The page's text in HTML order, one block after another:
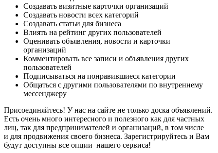
Создавать визитные карточки организаций
Создавать новости всех категорий
Создавать статьи для бизнеса
Влиять на рейтинг других пользователей
Оценивать объявления, новости и карточки
организаций
Комментировать все записи и объявления других
пользователей
Подписываться на понравившиеся категории
Общаться с другими пользователями по внутреннему
мессенджеру
Присоединяйтесь! У нас на сайте не только доска объявлений.
Есть очень много интересного и полезного как для частных
лиц, так для предпринимателей и организаций, в том числе
и для продвижения своего бизнеса. Зарегистрируйтесь и Вам
будут доступны все опции нашего сервиса!